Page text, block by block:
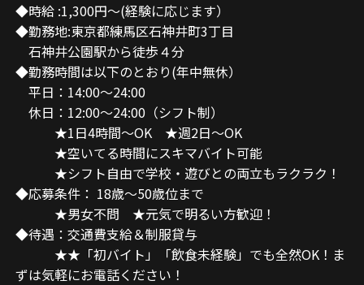
◆時給 :1,300円〜(経験に応じます）
◆勤務地:東京都練馬区石神井町3丁目
石神井公園駅から徒歩４分
◆勤務時間は以下のとおり(年中無休）
平日：14:00〜24:00
休日：12:00〜24:00（シフト制）
★1日4時間〜OK ★週2日〜OK
★空いてる時間にスキマバイト可能
★シフト自由で学校・遊びとの両立もラクラク！
◆応募条件： 18歳〜50歳位まで
★男女不問 ★元気で明るい方歓迎！
◆待遇：交通費支給＆制服貸与
★★「初バイト」「飲食未経験」でも全然OK！ま
ずは気軽にお電話ください！